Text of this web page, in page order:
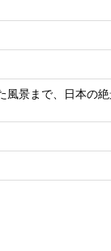
景まで、日本の